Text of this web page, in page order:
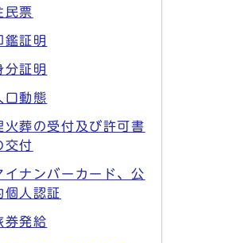
民票
鑑証明
分証明
口動態
火葬の受付及び許可書
交付
イナンバーカード、公
個人認証
券発給